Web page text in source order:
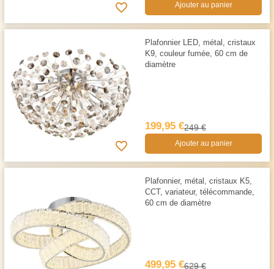
Ajouter au panier
Plafonnier LED, métal, cristaux
K9, couleur fumée, 60 cm de
diamètre
199,95 €249 €
Ajouter au panier
Plafonnier, métal, cristaux K5,
CCT, variateur, télécommande,
60 cm de diamètre
499,95 €629 €